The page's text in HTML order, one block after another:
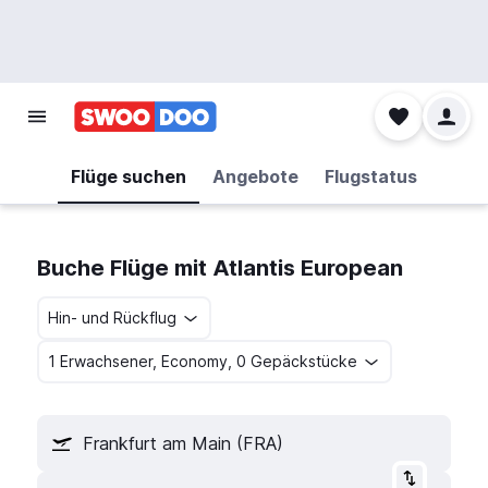
Flüge suchen Angebote Flugstatus
Buche Flüge mit Atlantis European
Hin- und Rückflug
1 Erwachsener, Economy, 0 Gepäckstücke
Frankfurt am Main (FRA)